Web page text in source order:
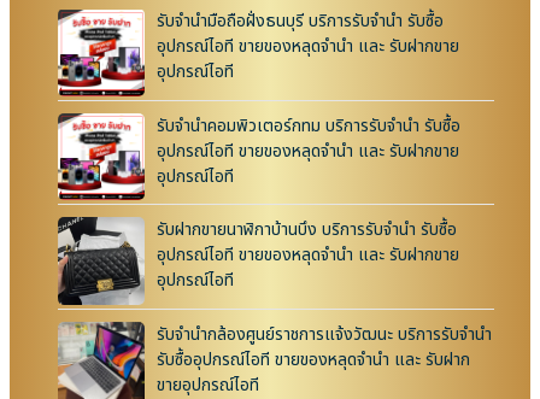
รับจำนำมือถือฝั่งธนบุรี บริการรับจำนำ รับซื้อ
อุปกรณ์ไอที ขายของหลุดจำนำ และ รับฝากขาย
อุปกรณ์ไอที
รับจำนำคอมพิวเตอร์กทม บริการรับจำนำ รับซื้อ
อุปกรณ์ไอที ขายของหลุดจำนำ และ รับฝากขาย
อุปกรณ์ไอที
รับฝากขายนาฬิกาบ้านบึง บริการรับจำนำ รับซื้อ
อุปกรณ์ไอที ขายของหลุดจำนำ และ รับฝากขาย
อุปกรณ์ไอที
รับจำนำกล้องศูนย์ราชการแจ้งวัฒนะ บริการรับจำนำ
รับซื้ออุปกรณ์ไอที ขายของหลุดจำนำ และ รับฝาก
ขายอุปกรณ์ไอที